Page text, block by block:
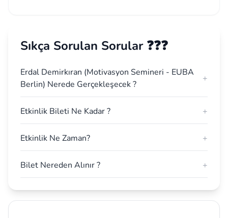
Sıkça Sorulan Sorular ❓❓❓
Erdal Demirkıran (Motivasyon Semineri - EUBA
Berlin) Nerede Gerçekleşecek ?
+
Etkinlik Bileti Ne Kadar ? +
Etkinlik Ne Zaman? +
Bilet Nereden Alınır ? +